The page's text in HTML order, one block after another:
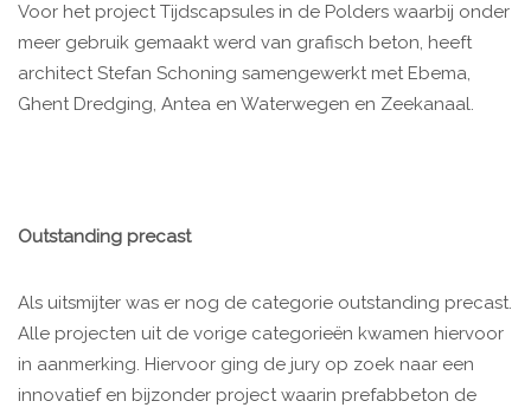
Voor het project Tijdscapsules in de Polders waarbij onder
meer gebruik gemaakt werd van grafisch beton, heeft
architect Stefan Schoning samengewerkt met Ebema,
Ghent Dredging, Antea en Waterwegen en Zeekanaal.
Outstanding precast
Als uitsmijter was er nog de categorie outstanding precast.
Alle projecten uit de vorige categorieën kwamen hiervoor
in aanmerking. Hiervoor ging de jury op zoek naar een
innovatief en bijzonder project waarin prefabbeton de